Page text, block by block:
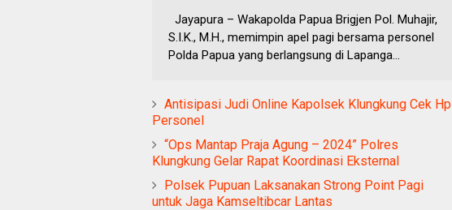
Jayapura – Wakapolda Papua Brigjen Pol. Muhajir,
S.I.K., M.H., memimpin apel pagi bersama personel
Polda Papua yang berlangsung di Lapanga...
Antisipasi Judi Online Kapolsek Klungkung Cek Hp
Personel
“Ops Mantap Praja Agung – 2024” Polres
Klungkung Gelar Rapat Koordinasi Eksternal
Polsek Pupuan Laksanakan Strong Point Pagi
untuk Jaga Kamseltibcar Lantas